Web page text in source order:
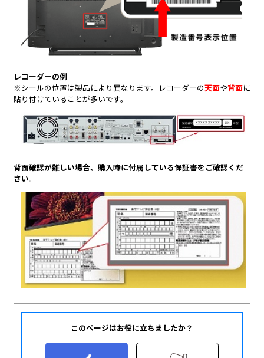
このページはお役に立ちましたか？